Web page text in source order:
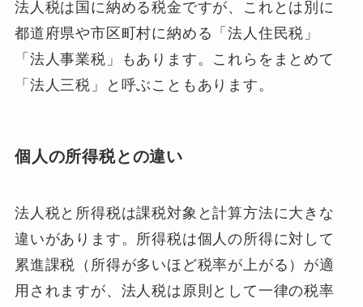
法人税は国に納める税金ですが、これとは別に
都道府県や市区町村に納める「法人住民税」
「法人事業税」もあります。これらをまとめて
「法人三税」と呼ぶこともあります。
個人の所得税との違い
法人税と所得税は課税対象と計算方法に大きな
違いがあります。所得税は個人の所得に対して
累進課税（所得が多いほど税率が上がる）が適
用されますが、法人税は原則として一律の税率